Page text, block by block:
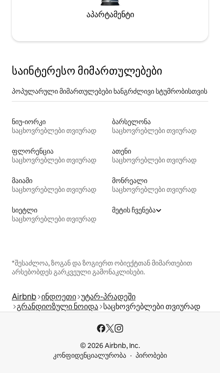
აპარტამენტი
საინტერესო მიმართულებები
პოპულარული მიმართულებები ხანგრძლივი სტუმრობისთვის
ნიუ-იორკი
საცხოვრებლები თვიურად
ბარსელონა
საცხოვრებლები თვიურად
ფლორენცია
საცხოვრებლები თვიურად
ათენი
საცხოვრებლები თვიურად
მაიამი
საცხოვრებლები თვიურად
მონრეალი
საცხოვრებლები თვიურად
სიეტლი
საცხოვრებლები თვიურად
მეტის ჩვენება
*შესაძლოა, ზოგან და ზოგიერთ ობიექტთან მიმართებით
არსებობდეს გარკვეული გამონაკლისები.
Airbnb ინდოეთი უტარ-პრადეში
გრანდიოზული ნოიდა საცხოვრებლები თვიურად
© 2026 Airbnb, Inc.
კონფიდენციალურობა
პირობები